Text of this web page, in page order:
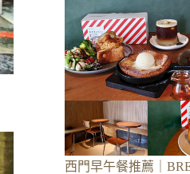
西門早午餐推薦｜